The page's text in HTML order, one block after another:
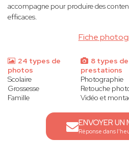
Fiche
accompagne pour produire des
efficaces.
24 types de
photos
Scolaire
Grossesse
Famille
8 types de
prestations
Photographie
Retouche
Vidéo et
ENVOYER UN
Réponse dans